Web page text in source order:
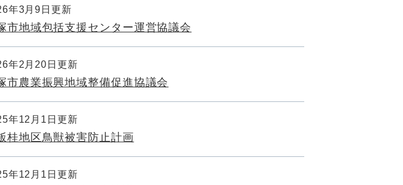
年3月9日更新
市地域包括支援センター運営協議会
年2月20日更新
市農業振興地域整備促進協議会
年12月1日更新
桂地区鳥獣被害防止計画
年12月1日更新